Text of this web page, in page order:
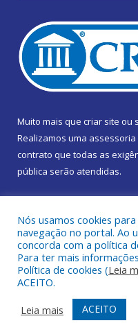
Muito mais que criar site ou
Realizamos uma assessoria
contrato que todas as
pública serão atendidas.
Todos os direitos
Mapa do Site
Acessar
Nós usamos cookies
navegação no portal. Ao
concorda com a política
Para ter mais
Política de cookies (Leia
ACEITO.
Leia mais
ACEITO